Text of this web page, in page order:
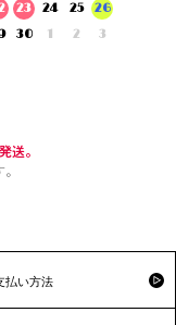
23 24 25
26
30 1 2 3
送。
払い方法